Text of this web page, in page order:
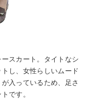
スカート。タイトなシ
し、女性らしいムード
入っているため、足さ
です。